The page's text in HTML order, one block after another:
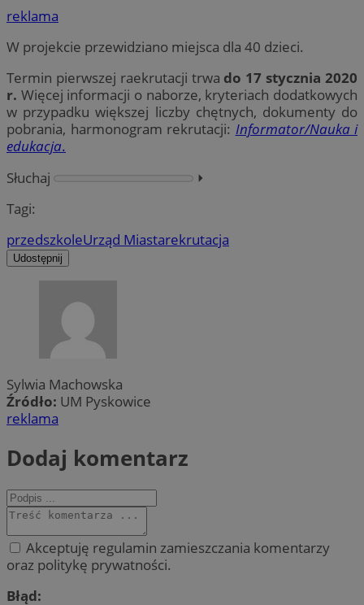
reklama
W projekcie przewidziano miejsca dla 40 dzieci.
Termin pierwszej raekrutacji trwa do 17 stycznia 2020
r. Więcej informacji o naborze, kryteriach dodatkowych
w przypadku większej liczby chętnych, dokumenty do
pobrania, harmonogram rekrutacji: Informator/Nauka i
edukacja.
Słuchaj
⏵︎
Tagi:
przedszkoleUrząd Miastarekrutacja
Udostępnij
Sylwia Machowska
Źródło: UM Pyskowice
reklama
Dodaj komentarz
Akceptuję regulamin zamieszczania komentarzy
oraz politykę prywatności.
Błąd: